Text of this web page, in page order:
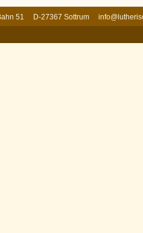
51 D-27367 Sottrum